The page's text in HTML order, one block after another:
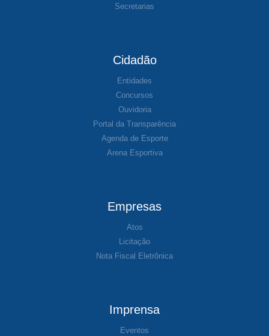
Secretarias
Cidadão
Entidades
Concursos
Ouvidoria
Portal da Transparência
Agenda de Esporte
Arena Esportiva
Empresas
Atos
Licitação
Nota Fiscal Eletrônica
Imprensa
Eventos